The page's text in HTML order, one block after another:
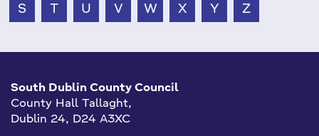
S T U V W X Y Z
South Dublin County Council
County Hall Tallaght,
Dublin 24, D24 A3XC